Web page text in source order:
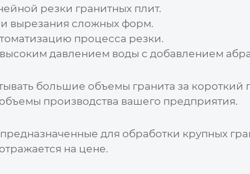
резки гранитных плит.
вырезания сложных форм.
процесса резки.
давлением воды с добавлением
большие объемы гранита за короткий
производства вашего предприятия.
для обработки крупных
на цене.